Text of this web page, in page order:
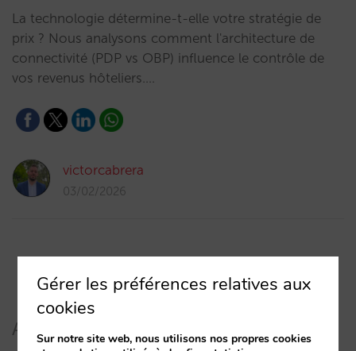
La technologie détermine-t-elle votre stratégie de
prix ? Nous analysons comment l'architecture de
connectivité (PDP vs OBP) influence le contrôle de
vos revenus hôteliers.…
victorcabrera
03/02/2026
Articles récents
Gérer les préférences relatives aux
cookies
Sur notre site web, nous utilisons nos propres cookies